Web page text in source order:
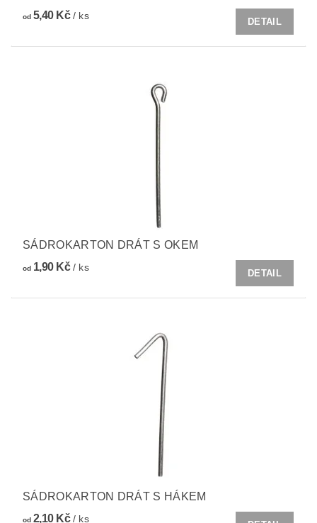
od5,40 Kč/ ks
DETAIL
SÁDROKARTON DRÁT S OKEM
od1,90 Kč/ ks
DETAIL
SÁDROKARTON DRÁT S HÁKEM
od2,10 Kč/ ks